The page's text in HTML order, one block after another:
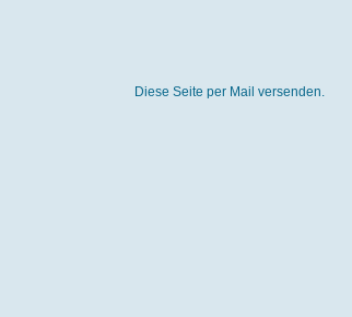
Diese Seite per Mail versenden.